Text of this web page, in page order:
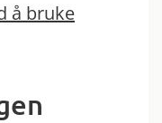
å bruke